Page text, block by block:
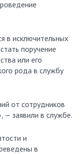
в исключительных
поручение
или его
рода в службу
от сотрудников
— заявили в службе.
и
в